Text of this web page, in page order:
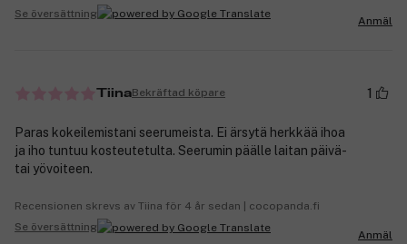
Se översättning
Anmäl
TiinaBekräftad köpare 1
Paras kokeilemistani seerumeista. Ei ärsytä herkkää ihoa
ja iho tuntuu kosteutetulta. Seerumin päälle laitan päivä-
tai yövoiteen.
Recensionen skrevs av Tiina för 4 år sedan | cocopanda.fi
Se översättning
Anmäl